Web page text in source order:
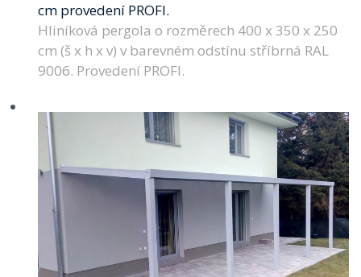
cm provedení PROFI.
Hliníková pergola o rozměrech 400 x 350 x 250
cm (š x h x v) v barevném odstínu stříbrná RAL
9006. Provedení PROFI.